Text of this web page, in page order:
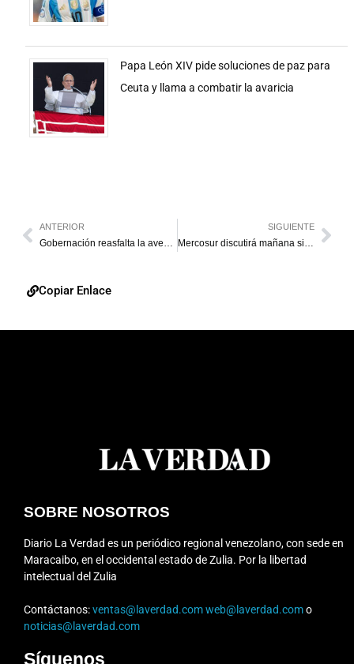
Papa León XIV pide soluciones de paz para
Ceuta y llama a combatir la avaricia
ANTERIOR
Gobernación reasfalta la avenida Universidad
SIGUIENTE
Mercosur discutirá mañana si aplica la cláusula democrática a Venezuela
Copiar Enlace
SOBRE NOSOTROS
Diario La Verdad es un periódico regional venezolano, con sede en
Maracaibo, en el occidental estado de Zulia. Por la libertad
intelectual del Zulia
Contáctanos:ventas@laverdad.comweb@laverdad.como
noticias@laverdad.com
Síguenos